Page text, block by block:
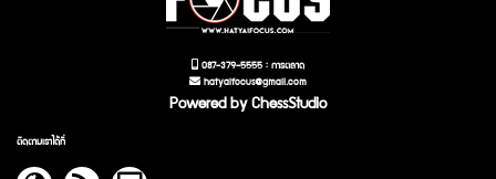
087-379-5555 : การตลาด
hatyaifocus@gmail.com
Powered by ChessStudio
ติดตามเราได้ที่